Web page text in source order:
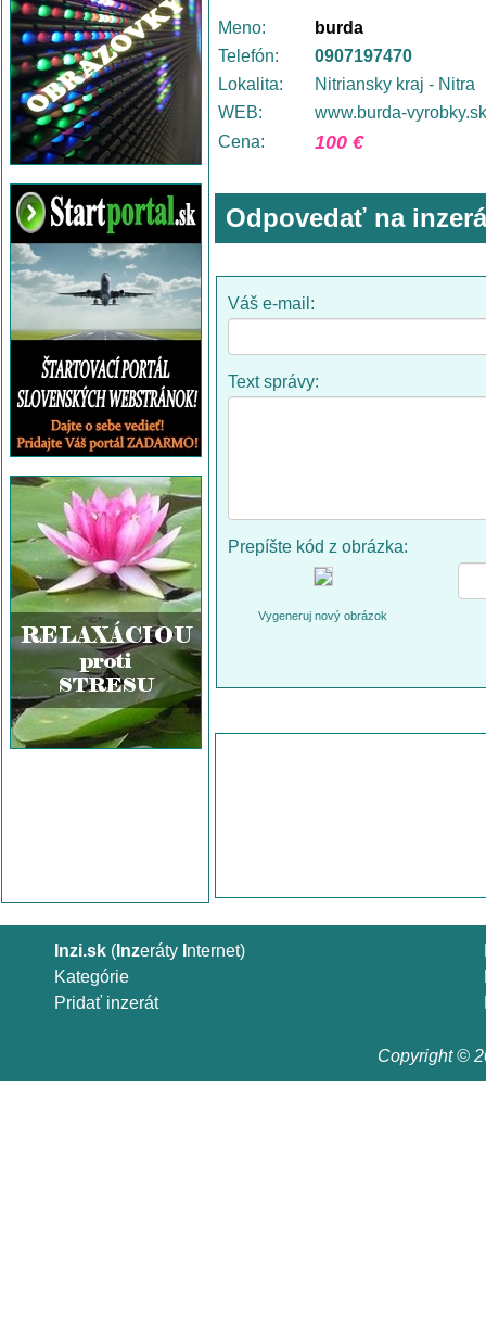
Meno:
burda
Telefón:
0907197470
Lokalita:
Nitriansky kraj - Nitra
WEB:
www.burda-vyrobky.sk
Cena:
100 €
Odpovedať na
Váš e-mail:
Text správy:
Prepíšte kód z obrázka:
Vygeneruj nový obrázok
Inzi.sk ( Inzeráty nternet)
Kategórie
Pridať inzerát
Copyright ©